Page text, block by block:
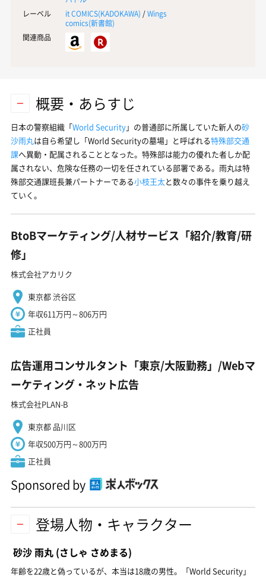
レーベル
it COMICS(KADOKAWA) /Wings
comics(新書館)
関連商品
概要・あらすじ
日本の警察組織「World Security」の普通部に所属していた新人の砂
沙雨丸は自ら希望し「World Securityの墓場」と呼ばれる特殊部交通
課へ異動・配属されることとなった。特殊部は能力の優れた者しか配
属されない、危険な任務の一切を任されている部署である。雨丸は特
殊部交通課班長兼パートナーである小枝王太と数々の事件を乗り越え
ていく。
BtoBマーケティング/人材サービス「紹介/教育/研
修」
株式会社アカリク
東京都 渋谷区
年収611万円～806万円
正社員
広告運用コンサルタント「東京/大阪勤務」/Webマ
ーケティング・ネット広告
株式会社PLAN-B
東京都 品川区
年収500万円～800万円
正社員
Sponsored by
登場人物・キャラクター
砂沙 雨丸 (さしゃ さめまる)
年齢を22歳と偽っているが、本当は18歳の男性。「World Security」